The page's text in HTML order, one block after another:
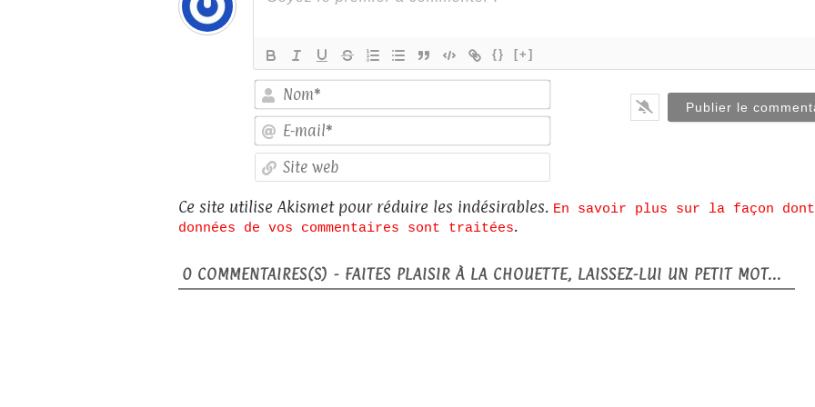
{} [+]
Nom*
E-
mail*
web
Ce site utilise Akismet pour réduire les indésirables. En savoir plus sur la façon
données de vos commentaires sont traitées.
0 COMMENTAIRES(S) - FAITES PLAISIR À LA CHOUETTE, LAISSEZ-LUI UN PETIT MOT...